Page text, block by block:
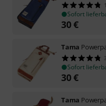
Sofort
30€
Tama
Sofort
30€
Tama